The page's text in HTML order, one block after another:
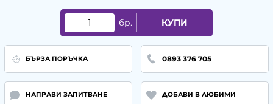
бр. КУПИ
БЪРЗА ПОРЪЧКА 0893 376 705
НАПРАВИ ЗАПИТВАНЕ ДОБАВИ В ЛЮБИМИ